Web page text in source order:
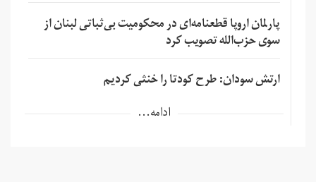
پارلمان اروپا قطعنامه‌ای در محکومیت بی‌ثباتی لبنان از
سوی حزب‌الله تصویب کرد
ارتش سودان: طرح کودتا را خنثی کردیم
ادامه...